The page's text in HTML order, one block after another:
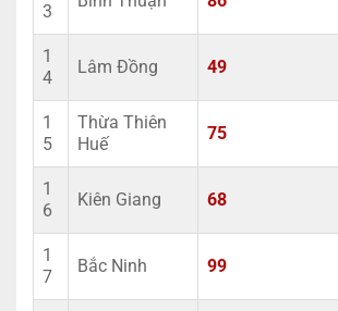
3
1
4
Lâm Đồng 49
1
5
Thừa Thiên
Huế
75
1
6
Kiên Giang 68
1
7
Bắc Ninh 99